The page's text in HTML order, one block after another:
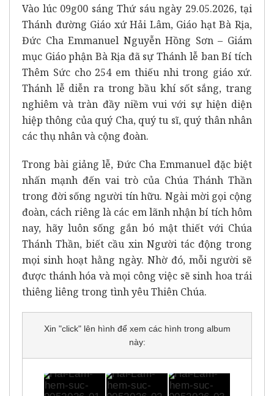
Vào lúc 09g00 sáng Thứ sáu ngày 29.05.2026, tại
Thánh đường Giáo xứ Hải Lâm, Giáo hạt Bà Rịa,
Đức Cha Emmanuel Nguyễn Hồng Sơn – Giám
mục Giáo phận Bà Rịa đã sự Thánh lễ ban Bí tích
Thêm Sức cho 254 em thiếu nhi trong giáo xứ.
Thánh lễ diễn ra trong bầu khí sốt sắng, trang
nghiêm và tràn đầy niềm vui với sự hiện diện
hiệp thông của quý Cha, quý tu sĩ, quý thân nhân
các thụ nhân và cộng đoàn.
Trong bài giảng lễ, Đức Cha Emmanuel đặc biệt
nhấn mạnh đến vai trò của Chúa Thánh Thần
trong đời sống người tín hữu. Ngài mời gọi cộng
đoàn, cách riêng là các em lãnh nhận bí tích hôm
nay, hãy luôn sống gắn bó mật thiết với Chúa
Thánh Thần, biết cầu xin Người tác động trong
mọi sinh hoạt hằng ngày. Nhờ đó, mỗi người sẽ
được thánh hóa và mọi công việc sẽ sinh hoa trái
thiêng liêng trong tình yêu Thiên Chúa.
Xin "click" lên hình để xem các hình trong album
này: